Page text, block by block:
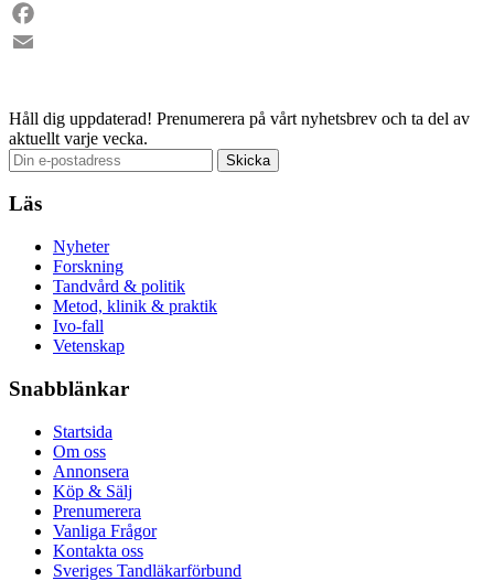
LinkedIn
Facebook
Håll dig uppdaterad! Prenumerera på vårt nyhetsbrev och ta del av
aktuellt varje vecka.
Läs
Nyheter
Forskning
Tandvård & politik
Metod, klinik & praktik
Ivo-fall
Vetenskap
Snabblänkar
Startsida
Om oss
Annonsera
Köp & Sälj
Prenumerera
Vanliga Frågor
Kontakta oss
Sveriges Tandläkarförbund